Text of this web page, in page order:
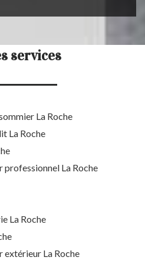
services
La Roche
La Roche
La Roche
La Roche
La Roche